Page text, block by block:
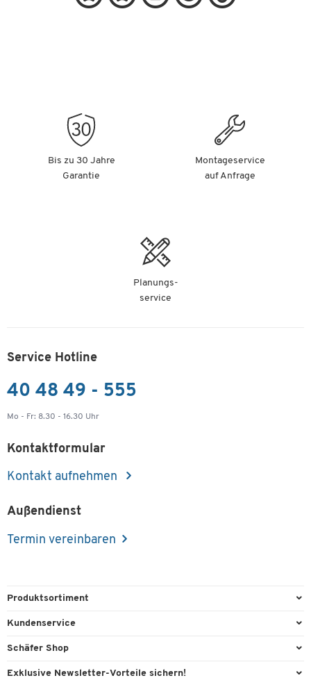
Bis zu 30 Jahre
Garantie
Montageservice
auf Anfrage
Planungs-
service
Service Hotline
40 48 49 - 555
Mo - Fr: 8.30 - 16.30 Uhr
Kontaktformular
Kontakt aufnehmen
Außendienst
Termin vereinbaren
Produktsortiment
Büroausstattung
Kundenservice
Direktbestellung
Schäfer Shop
AGB
Exklusive Newsletter-Vorteile sichern!